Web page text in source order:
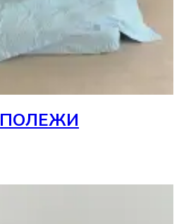
ПОЛЕЖИ